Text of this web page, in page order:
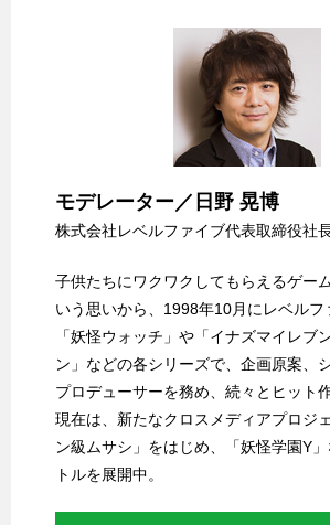
モデレーター／日野 晃博
株式会社レベルファイブ代表取締役社
子供たちにワクワクしてもらえるゲー
いう思いから、1998年10月にレベルフ
「妖怪ウォッチ」や「イナズマイレブ
ン」などの各シリーズで、企画原案、
プロデューサーを務め、続々とヒット
現在は、新たなクロスメディアプロジ
ン級ムサシ」をはじめ、「妖怪学園Y
トルを展開中。